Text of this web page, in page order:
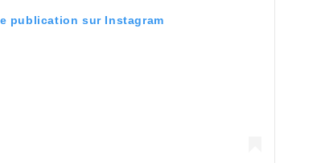
publication sur Instagram